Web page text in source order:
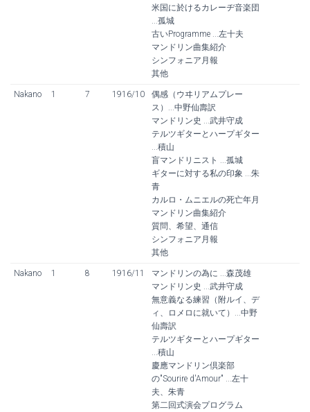
米国に於けるカレーヂ音楽団
...孤城
古いProgramme ...左十夫
マンドリン曲集紹介
シンフォニア月報
其他
Nakano 1 7 1916/10
偶感（ウヰリアムプレー
ス）...中野仙壽訳
マンドリン史 ...武井守成
テルツギターとハープギター
...積山
盲マンドリニスト ...孤城
ギターに対する私の印象 ...朱
青
カルロ・ムニエルの死亡年月
マンドリン曲集紹介
質問、希望、通信
シンフォニア月報
其他
Nakano 1 8 1916/11
マンドリンの為に ...森茂雄
マンドリン史 ...武井守成
無意義なる練習（附ルイ、デ
ィ、ロメロに就いて）...中野
仙壽訳
テルツギターとハープギター
...積山
慶應マンドリン倶楽部
の"Sourire d'Amour" ...左十
夫、朱青
第二回式演会プログラム